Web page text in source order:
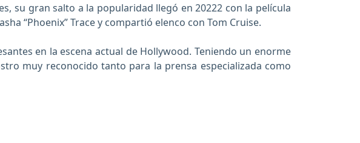
su gran salto a la popularidad llegó en 20222 con la película
“Phoenix” Trace y compartió elenco con Tom Cruise.
en la escena actual de Hollywood. Teniendo un enorme
muy reconocido tanto para la prensa especializada como